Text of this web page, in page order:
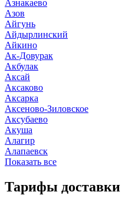
Азнакаево
Азов
Айгунь
Айдырлинский
Айкино
Ак-Довурак
Акбулак
Аксай
Аксаково
Аксарка
Аксеново-Зиловское
Аксубаево
Акуша
Алагир
Алапаевск
Показать все
Тарифы доставки